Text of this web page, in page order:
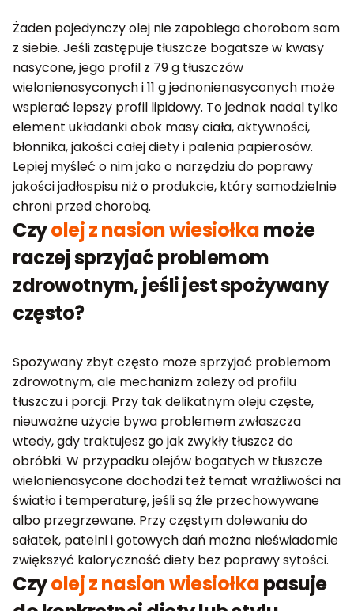
Żaden pojedynczy olej nie zapobiega chorobom sam
z siebie. Jeśli zastępuje tłuszcze bogatsze w kwasy
nasycone, jego profil z 79 g tłuszczów
wielonienasyconych i 11 g jednonienasyconych może
wspierać lepszy profil lipidowy. To jednak nadal tylko
element układanki obok masy ciała, aktywności,
błonnika, jakości całej diety i palenia papierosów.
Lepiej myśleć o nim jako o narzędziu do poprawy
jakości jadłospisu niż o produkcie, który samodzielnie
chroni przed chorobą.
Czyolej z nasion wiesiołkamoże
raczej sprzyjać problemom
zdrowotnym, jeśli jest spożywany
często?
Spożywany zbyt często może sprzyjać problemom
zdrowotnym, ale mechanizm zależy od profilu
tłuszczu i porcji. Przy tak delikatnym oleju częste,
nieuważne użycie bywa problemem zwłaszcza
wtedy, gdy traktujesz go jak zwykły tłuszcz do
obróbki. W przypadku olejów bogatych w tłuszcze
wielonienasycone dochodzi też temat wrażliwości na
światło i temperaturę, jeśli są źle przechowywane
albo przegrzewane. Przy częstym dolewaniu do
sałatek, patelni i gotowych dań można nieświadomie
zwiększyć kaloryczność diety bez poprawy sytości.
Czyolej z nasion wiesiołkapasuje